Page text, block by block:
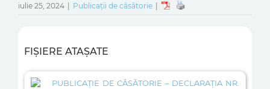
iulie 25, 2024 Publicații de căsătorie
FIȘIERE ATAȘATE
PUBLICAŢIE DE CĂSĂTORIE – DECLARAŢIA NR.